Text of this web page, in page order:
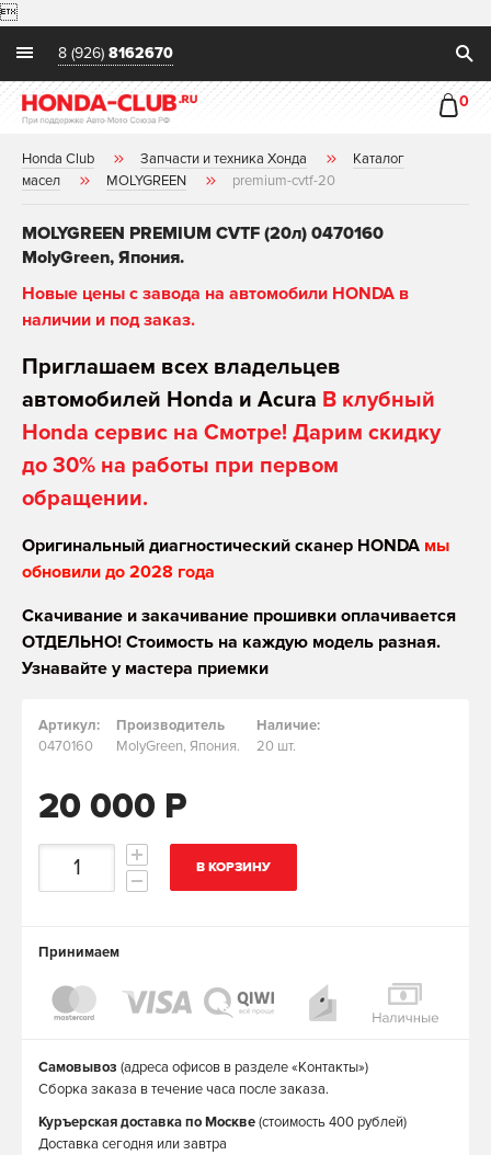

8 (926) 8162670
0
Honda Club Запчасти и техника Хонда
Каталог
масел
MOLYGREEN premium-cvtf-20
MOLYGREEN PREMIUM CVTF (20л) 0470160
MolyGreen, Япония.
Новые цены с завода на автомобили HONDA в
наличии и под заказ.
Приглашаем всех владельцев
автомобилей Honda и Acura В клубный
Honda сервис на Смотре! Дарим скидку
до 30% на работы при первом
обращении.
Оригинальный диагностический сканер HONDA мы
обновили до 2028 года
Скачивание и закачивание прошивки оплачивается
ОТДЕЛЬНО! Стоимость на каждую модель разная.
Узнавайте у мастера приемки
Артикул:
0470160
Производитель
MolyGreen, Япония.
Наличие:
20 шт.
20 000 Р
В КОРЗИНУ
Принимаем
Самовывоз (адреса офисов в разделе «Контакты»)
Сборка заказа в течение часа после заказа.
Куръерская доставка по Москве(стоимость 400 рублей)
Доставка сегодня или завтра